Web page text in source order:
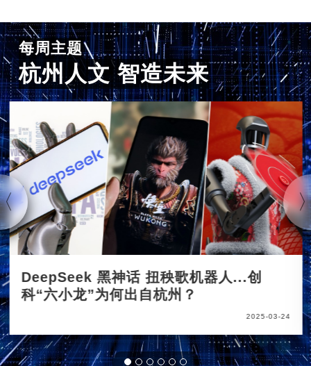
每周主题
杭州人文 智造未来
DeepSeek 黑神话 扭秧歌机器人...创
科“六小龙”为何出自杭州？
2025-03-24